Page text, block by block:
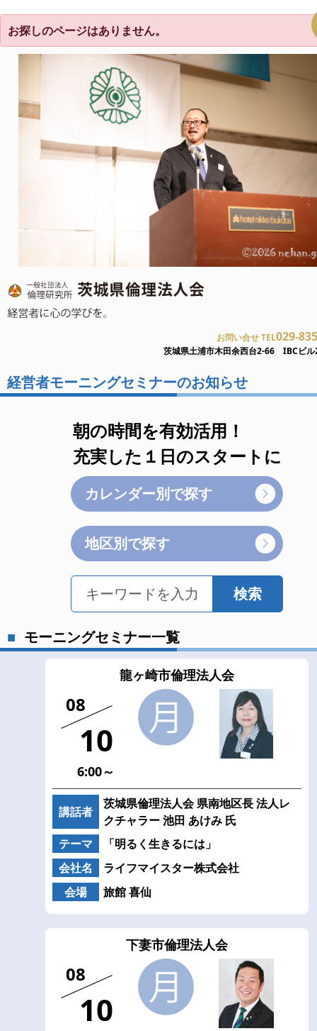
お探しのページはありません。
お問い合せ TEL029-
茨城県土浦市木田余西台2-66 IBCビル
経営者モーニングセミナーのお知らせ
朝の時間を有効活用！
充実した１日のスタートに
カレンダー別で探す
地区別で探す
検索
モーニングセミナー一覧
龍ヶ崎市倫理法人会
08
10
6:00～
講話者
茨城県倫理法人会 県南地区長 法人レ
クチャラー 池田 あけみ 氏
テーマ
「明るく生きるには」
会社名
ライフマイスター株式会社
会場
旅館 喜仙
下妻市倫理法人会
08
10